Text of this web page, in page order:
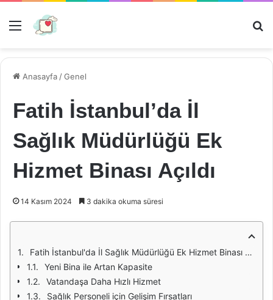
Menü
Anasayfa /Genel
Fatih İstanbul’da İl
Sağlık Müdürlüğü Ek
Hizmet Binası Açıldı
14 Kasım 2024 3 dakika okuma süresi
Fatih İstanbul'da İl Sağlık Müdürlüğü Ek Hizmet Binası Açıldı
Yeni Bina ile Artan Kapasite
Vatandaşa Daha Hızlı Hizmet
Sağlık Personeli için Gelişim Fırsatları